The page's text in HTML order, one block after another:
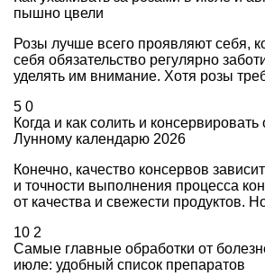
пышно цвели
Розы лучше всего проявляют себя,
себя обязательство регулярно
уделять им внимание. Хотя розы
5 0
Когда и как солить и
Лунному календарю 2026
Конечно, качество консервов
и точности выполнения процесса
от качества и свежести продуктов.
10 2
Самые главные обработки от
июле: удобный список препаратов